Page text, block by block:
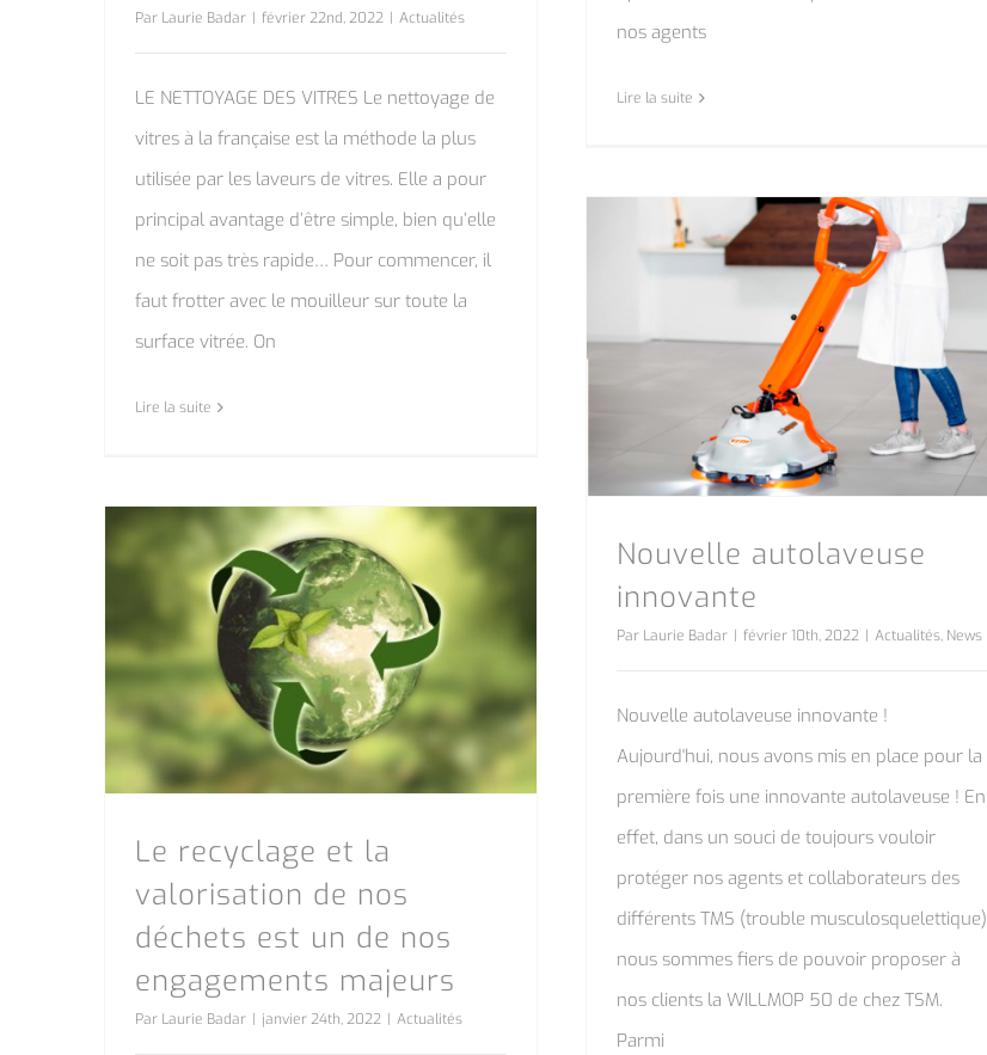
nos agents
Lire la suite
Par Laurie Badar | février 22nd, 2022 | Actualités
LE NETTOYAGE DES VITRES Le nettoyage de
vitres à la française est la méthode la plus
utilisée par les laveurs de vitres. Elle a pour
principal avantage d’être simple, bien qu’elle
ne soit pas très rapide… Pour commencer, il
faut frotter avec le mouilleur sur toute la
surface vitrée. On
Lire la suite
Nouvelle autolaveuse
innovante
Par Laurie Badar | février 10th, 2022 | Actualités, News
Nouvelle autolaveuse innovante !
Aujourd'hui, nous avons mis en place pour la
première fois une innovante autolaveuse ! En
effet, dans un souci de toujours vouloir
protéger nos agents et collaborateurs des
différents TMS (trouble musculosquelettique)
nous sommes fiers de pouvoir proposer à
nos clients la WILLMOP 50 de chez TSM.
Parmi
Le recyclage et la
valorisation de nos
déchets est un de nos
engagements majeurs
Par Laurie Badar | janvier 24th, 2022 | Actualités